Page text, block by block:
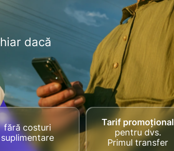
dacă
fără costuri
suplimentare
Tarif promoțional
pentru dvs.
Primul transfer